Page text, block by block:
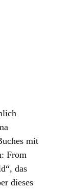
mit
From
das
dieses